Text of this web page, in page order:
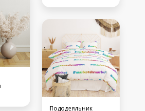
Пододеяльник